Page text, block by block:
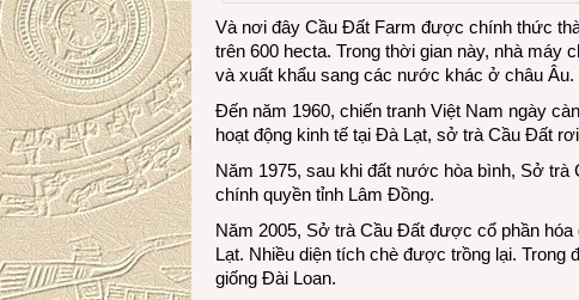
Và nơi đây Cầu Đất Farm được chính thức
trên 600 hecta. Trong thời gian này, nhà máy
và xuất khẩu sang các nước khác ở châu Âu.
Đến năm 1960, chiến tranh Việt Nam ngày
hoạt động kinh tế tại Đà Lạt, sở trà Cầu Đất
Năm 1975, sau khi đất nước hòa bình, Sở
chính quyền tỉnh Lâm Đồng.
Năm 2005, Sở trà Cầu Đất được cổ phần
Lạt. Nhiều diện tích chè được trồng lại.
giống Đài Loan.